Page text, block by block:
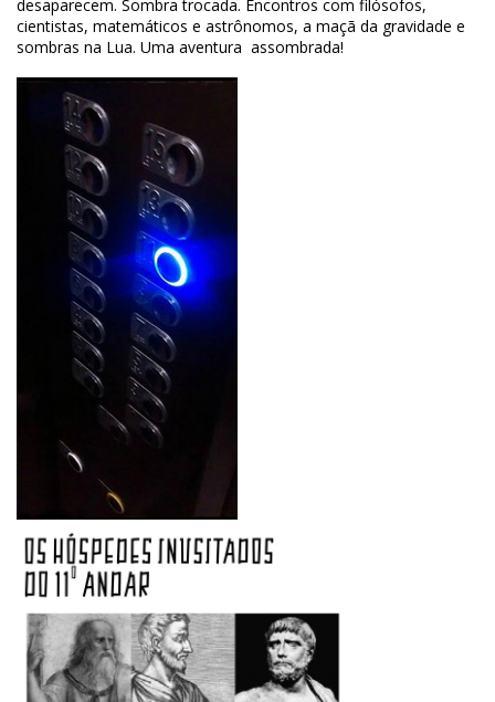
desaparecem. Sombra trocada. Encontros com filósofos,
cientistas, matemáticos e astrônomos, a maçã da gravidade e
sombras na Lua. Uma aventura assombrada!